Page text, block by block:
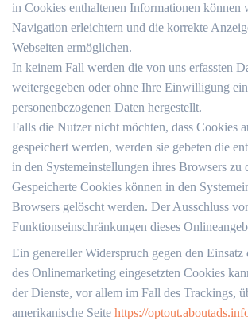
in Cookies enthaltenen Informationen können
Navigation erleichtern und die korrekte
Webseiten ermöglichen.
In keinem Fall werden die von uns erfassten
weitergegeben oder ohne Ihre Einwilligung
personenbezogenen Daten hergestellt.
Falls die Nutzer nicht möchten, dass Cookies
gespeichert werden, werden sie gebeten die
in den Systemeinstellungen ihres Browsers zu
Gespeicherte Cookies können in den
Browsers gelöscht werden. Der Ausschluss
Funktionseinschränkungen dieses
Ein genereller Widerspruch gegen den
des Onlinemarketing eingesetzten Cookies
der Dienste, vor allem im Fall des Trackings,
amerikanische Seite https://